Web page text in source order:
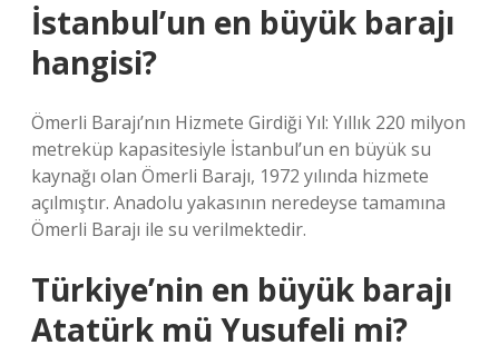
İstanbul’un en büyük barajı
hangisi?
Ömerli Barajı’nın Hizmete Girdiği Yıl: Yıllık 220 milyon
metreküp kapasitesiyle İstanbul’un en büyük su
kaynağı olan Ömerli Barajı, 1972 yılında hizmete
açılmıştır. Anadolu yakasının neredeyse tamamına
Ömerli Barajı ile su verilmektedir.
Türkiye’nin en büyük barajı
Atatürk mü Yusufeli mi?